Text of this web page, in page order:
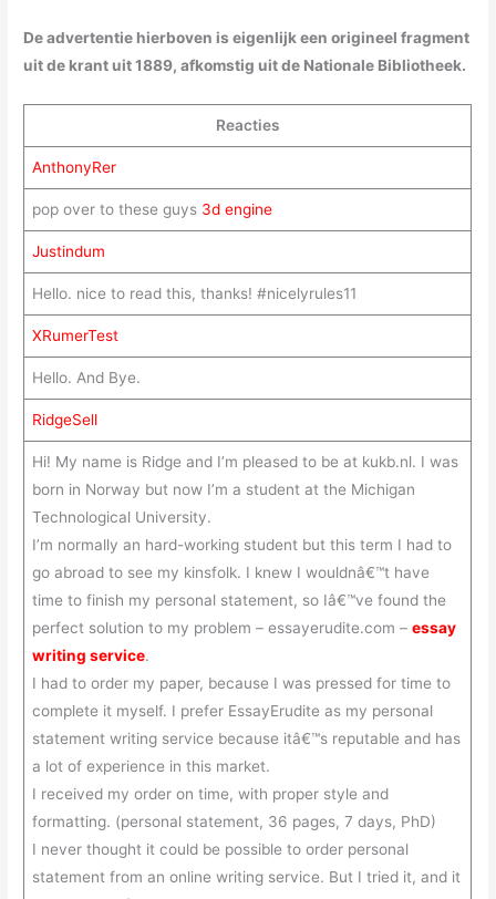
De advertentie hierboven is eigenlijk een origineel fragment
uit de krant uit 1889, afkomstig uit de Nationale Bibliotheek.
Reacties
AnthonyRer
pop over to these guys 3d engine
Justindum
Hello. nice to read this, thanks! #nicelyrules11
XRumerTest
Hello. And Bye.
RidgeSell
Hi! My name is Ridge and I’m pleased to be at kukb.nl. I was
born in Norway but now I’m a student at the Michigan
Technological University.
I’m normally an hard-working student but this term I had to
go abroad to see my kinsfolk. I knew I wouldnâ€™t have
time to finish my personal statement, so Iâ€™ve found the
perfect solution to my problem – essayerudite.com – essay
writing service.
I had to order my paper, because I was pressed for time to
complete it myself. I prefer EssayErudite as my personal
statement writing service because itâ€™s reputable and has
a lot of experience in this market.
I received my order on time, with proper style and
formatting. (personal statement, 36 pages, 7 days, PhD)
I never thought it could be possible to order personal
statement from an online writing service. But I tried it, and it